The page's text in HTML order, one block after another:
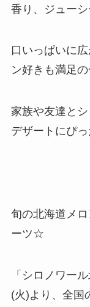
香り、ジューシ
口いっぱいに
ン好きも満足の
家族や友達と
デザートにぴっ
旬の北海道メ
ーツ☆
「シロノワー
(火)より、全国